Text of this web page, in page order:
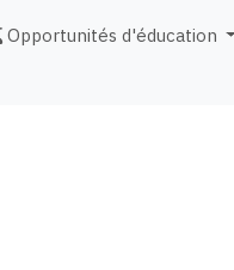
Opportunités d'éducation